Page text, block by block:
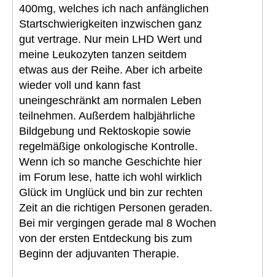
400mg, welches ich nach anfänglichen
Startschwierigkeiten inzwischen ganz
gut vertrage. Nur mein LHD Wert und
meine Leukozyten tanzen seitdem
etwas aus der Reihe. Aber ich arbeite
wieder voll und kann fast
uneingeschränkt am normalen Leben
teilnehmen. Außerdem halbjährliche
Bildgebung und Rektoskopie sowie
regelmäßige onkologische Kontrolle.
Wenn ich so manche Geschichte hier
im Forum lese, hatte ich wohl wirklich
Glück im Unglück und bin zur rechten
Zeit an die richtigen Personen geraden.
Bei mir vergingen gerade mal 8 Wochen
von der ersten Entdeckung bis zum
Beginn der adjuvanten Therapie.